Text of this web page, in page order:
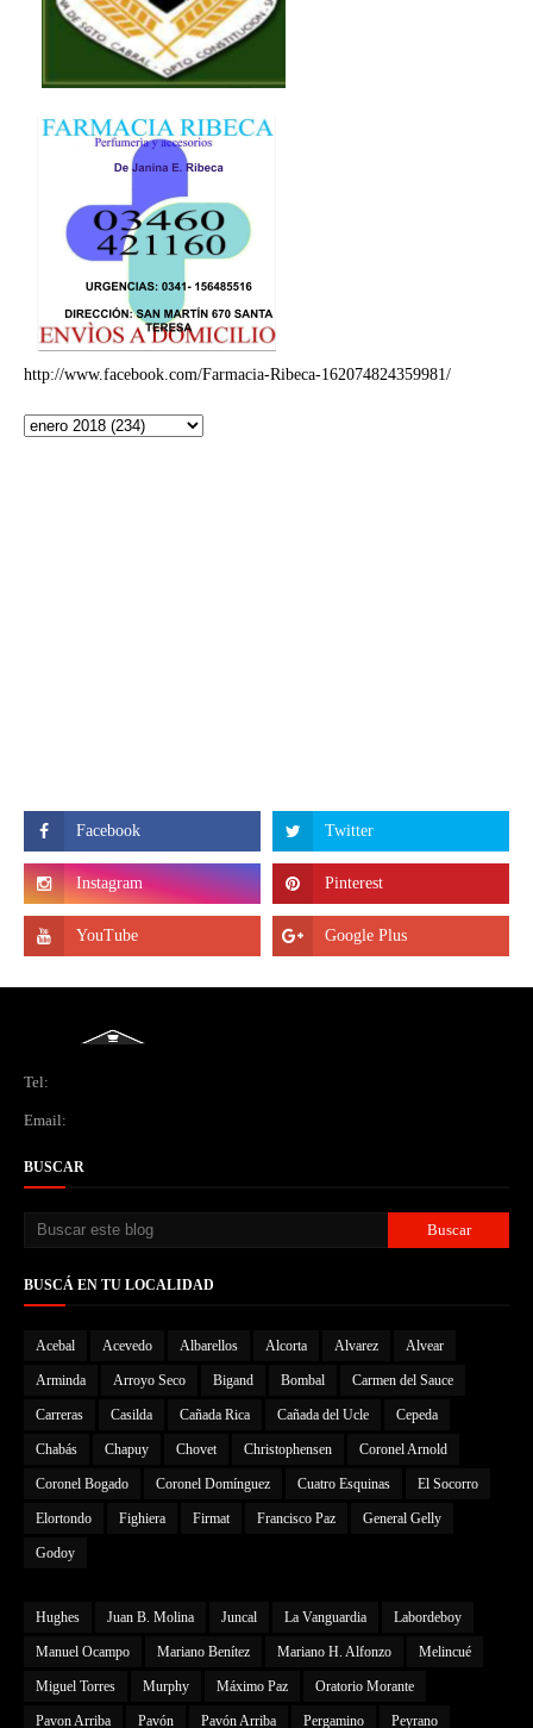
http://www.facebook.com/Farmacia-Ribeca-162074824359981/
Tel:
Email:
BUSCAR
BUSCÁ EN TU LOCALIDAD
Acebal Acevedo Albarellos Alcorta Alvarez Alvear
Arminda Arroyo Seco Bigand Bombal Carmen del Sauce
Carreras Casilda Cañada Rica Cañada del Ucle Cepeda
Chabás Chapuy Chovet Christophensen Coronel Arnold
Coronel Bogado Coronel Domínguez Cuatro Esquinas El Socorro
Elortondo Fighiera Firmat Francisco Paz General Gelly
Godoy
Hughes Juan B. Molina Juncal La Vanguardia Labordeboy
Manuel Ocampo Mariano Benítez Mariano H. Alfonzo Melincué
Miguel Torres Murphy Máximo Paz Oratorio Morante
Pavon Arriba Pavón Pavón Arriba Pergamino Peyrano